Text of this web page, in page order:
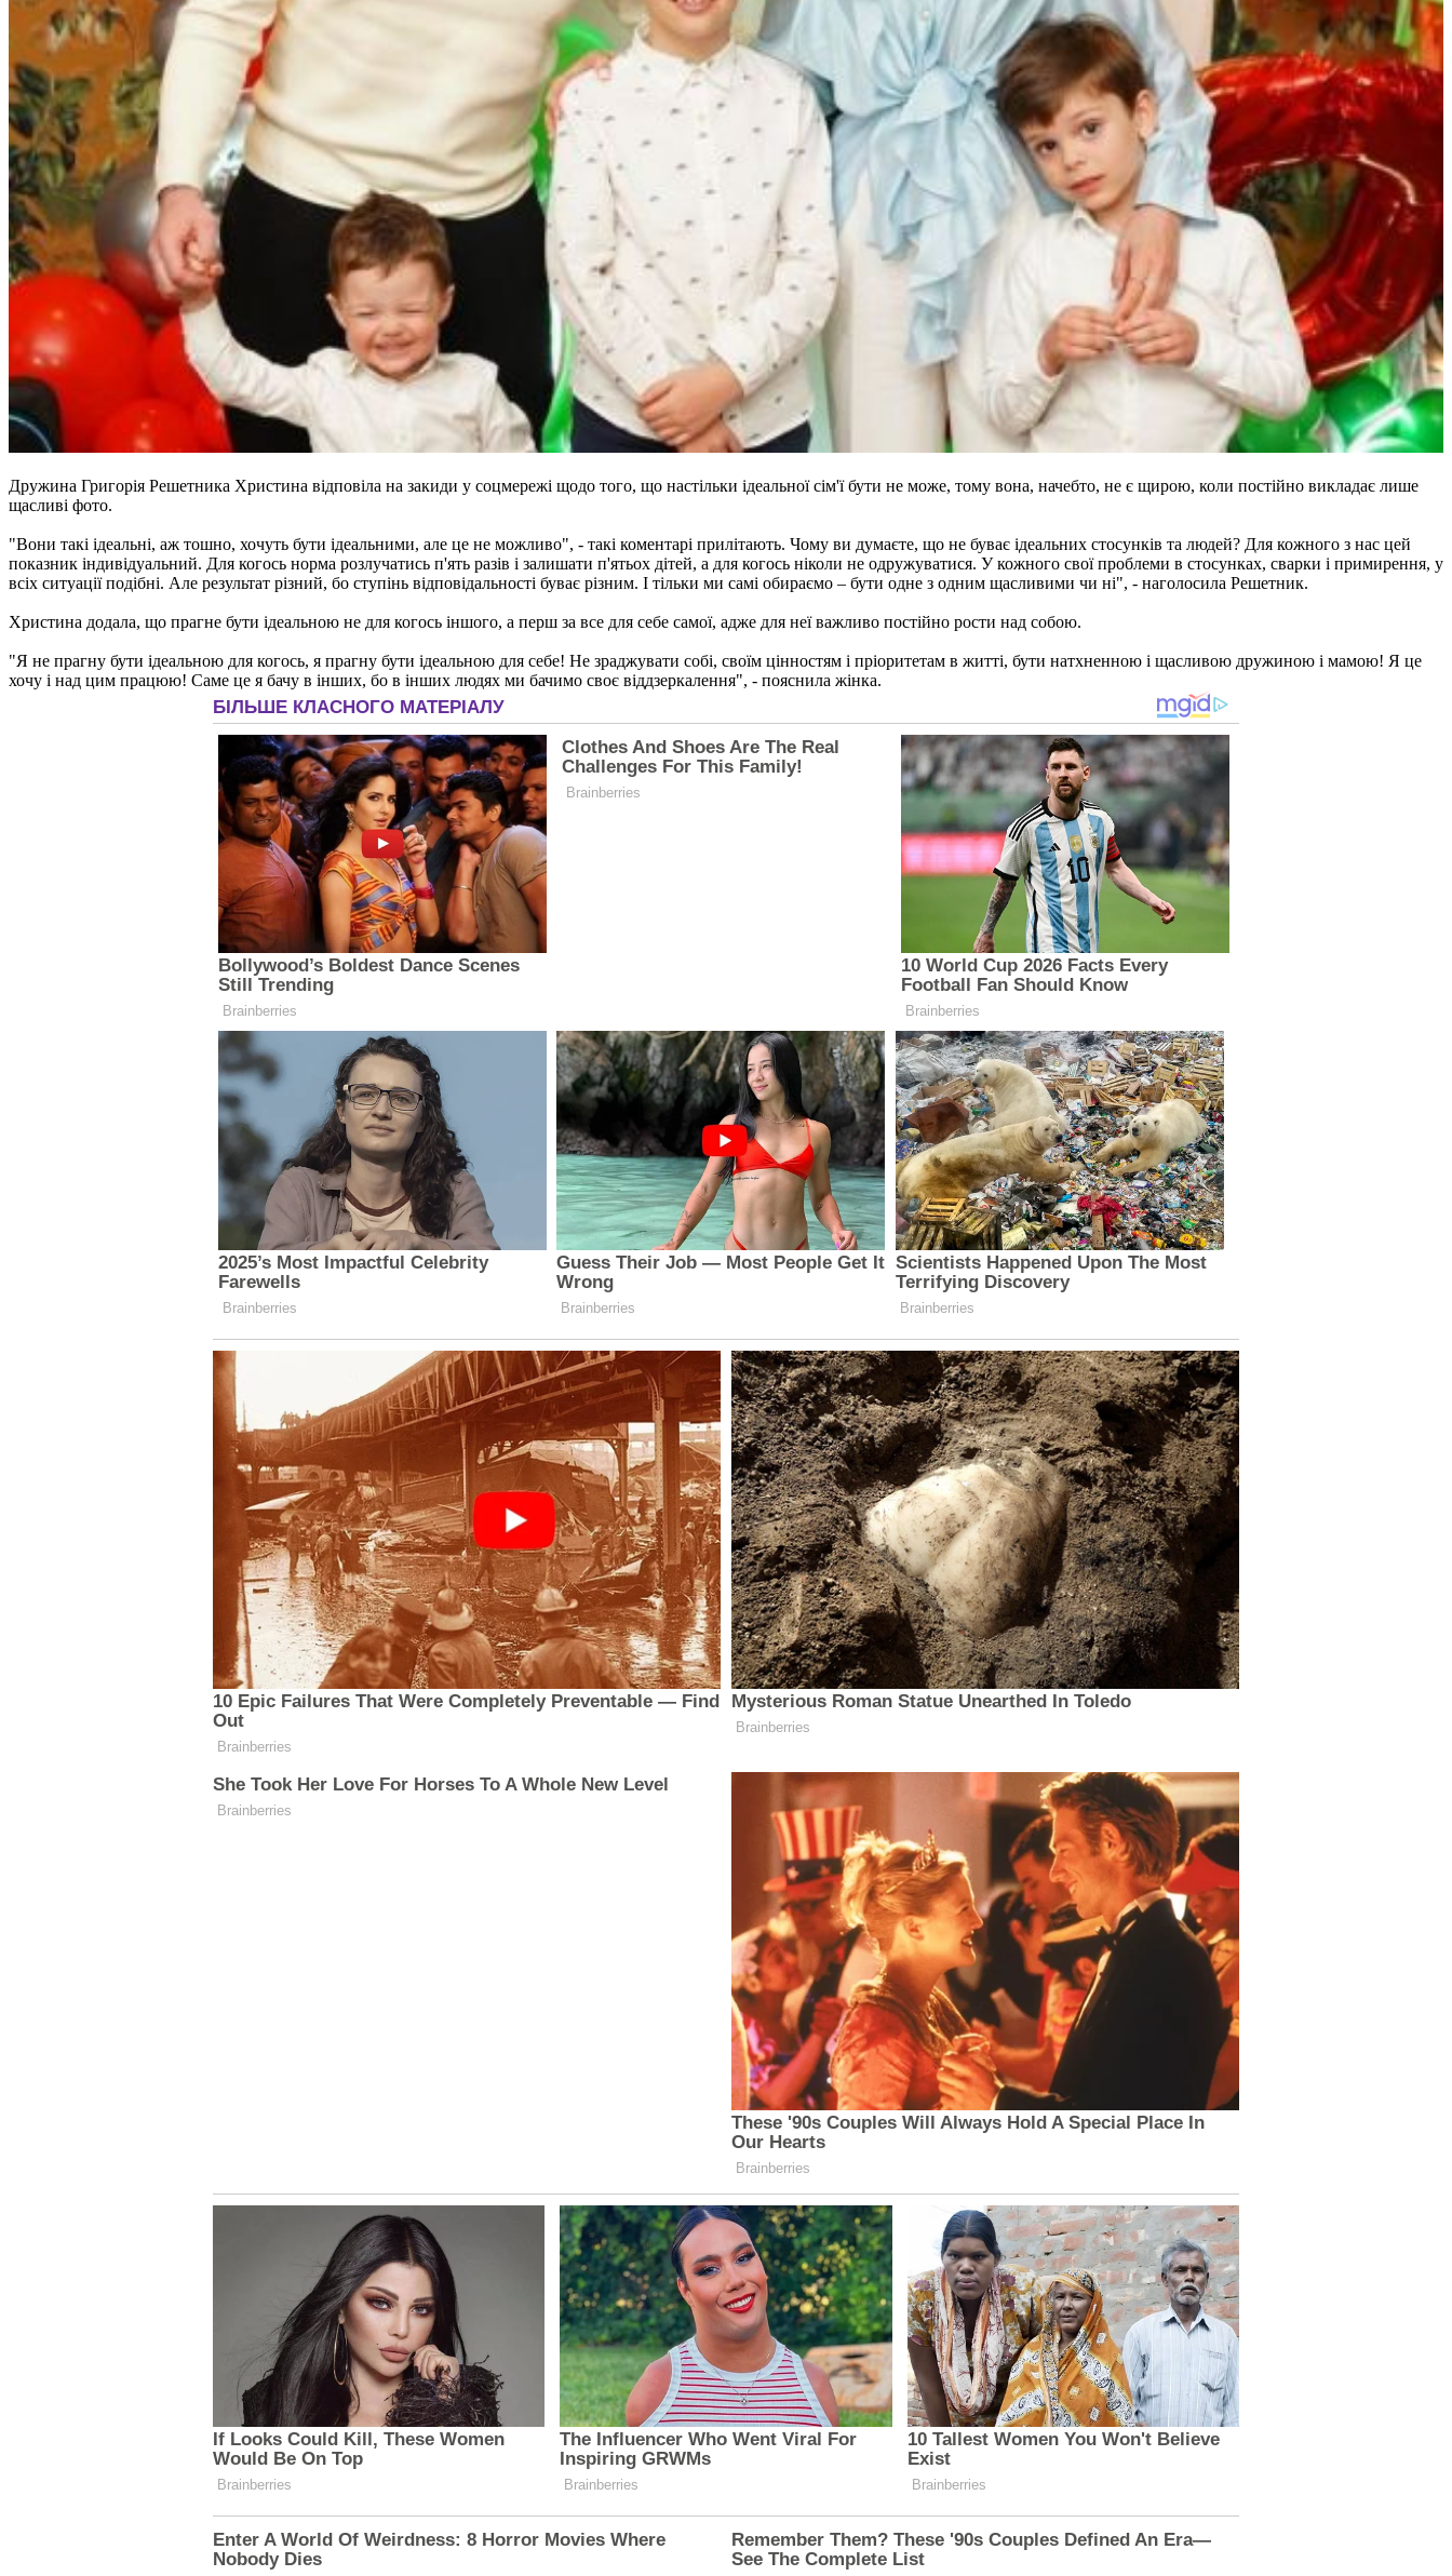
Дружина Григорія Решетника Христина відповіла на закиди у соцмережі щодо того, що настільки ідеальної сім'ї бути не може, тому вона, начебто, не є щирою, коли постійно викладає лише
щасливі фото.
"Вони такі ідеальні, аж тошно, хочуть бути ідеальними, але це не можливо", - такі коментарі прилітають. Чому ви думаєте, що не буває ідеальних стосунків та людей? Для кожного з нас цей
показник індивідуальний. Для когось норма розлучатись п'ять разів і залишати п'ятьох дітей, а для когось ніколи не одружуватися. У кожного свої проблеми в стосунках, сварки і примирення, у
всіх ситуації подібні. Але результат різний, бо ступінь відповідальності буває різним. І тільки ми самі обираємо – бути одне з одним щасливими чи ні", - наголосила Решетник.
Христина додала, що прагне бути ідеальною не для когось іншого, а перш за все для себе самої, адже для неї важливо постійно рости над собою.
"Я не прагну бути ідеальною для когось, я прагну бути ідеальною для себе! Не зраджувати собі, своїм цінностям і пріоритетам в житті, бути натхненною і щасливою дружиною і мамою! Я це
хочу і над цим працюю! Cаме це я бачу в інших, бо в інших людях ми бачимо своє віддзеркалення", - пояснила жінка.